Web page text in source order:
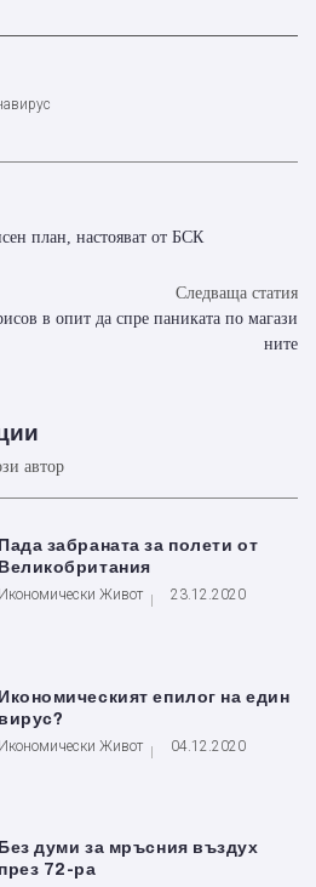
план, настояват от БСК
Следваща статия
в опит да спре паниката по магази
ните
автор
Пада забраната за полети от
Великобритания
Икономически Живот 23.12.2020
Икономическият епилог на един
вирус?
Икономически Живот 04.12.2020
Без думи за мръсния въздух
през 72-ра